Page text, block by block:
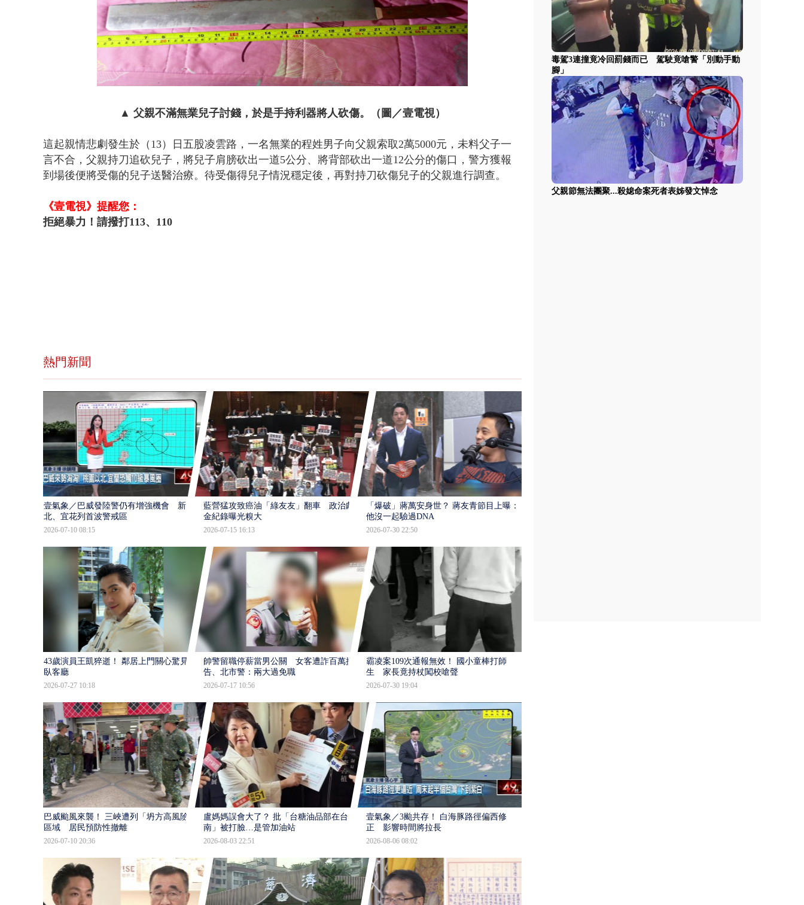
▲ 父親不滿無業兒子討錢，於是手持利器將人砍傷。（圖／壹電視）
這起親情悲劇發生於（13）
日五股凌雲路，一名無業的程姓男子向父親索取2萬5000元，未料父子一
言不合，父親持刀追砍兒子，將兒子肩膀砍出一道5公分、將背部砍出一道12公分的傷口，警方獲報
到場後便將受傷的兒子送醫治療。待受傷得兒子情況穩定後，再對持刀砍傷兒子的父親進行調查。
《壹電視》提醒您：
拒絕暴力！請撥打113、110
熱門新聞
壹氣象／巴威發陸警仍有增強機會 新
北、宜花列首波警戒區
2026-07-10 08:15
藍營猛攻致癌油「綠友友」翻車 政治獻
金紀錄曝光糗大
2026-07-15 16:13
「爆破」蔣萬安身世？ 蔣友青節目上曝：
他沒一起驗過DNA
2026-07-30 22:50
43歲演員王凱猝逝！ 鄰居上門關心驚見倒
臥客廳
2026-07-27 10:18
帥警留職停薪當男公關 女客遭詐百萬提
告、北市警：兩大過免職
2026-07-17 10:56
霸凌案109次通報無效！ 國小童棒打師
生 家長竟持杖闖校嗆聲
2026-07-30 19:04
巴威颱風來襲！ 三峽遭列「坍方高風險」
區域 居民預防性撤離
2026-07-10 20:36
盧媽媽誤會大了？ 批「台糖油品部在台
南」被打臉…是管加油站
2026-08-03 22:51
壹氣象／3颱共存！ 白海豚路徑偏西修
正 影響時間將拉長
2026-08-06 08:02
毒駕3連撞竟冷回罰錢而已 駕駛竟嗆警「別動手動
腳」
父親節無法團聚...殺媳命案死者表姊發文悼念